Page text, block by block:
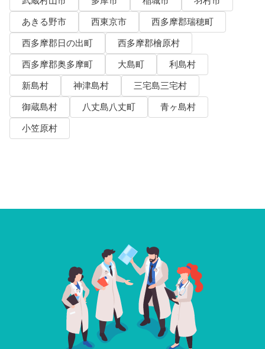
あきる野市
西東京市
西多摩郡瑞穂町
西多摩郡日の出町
西多摩郡檜原村
西多摩郡奥多摩町
大島町
利島村
新島村
神津島村
三宅島三宅村
御蔵島村
八丈島八丈町
青ヶ島村
小笠原村